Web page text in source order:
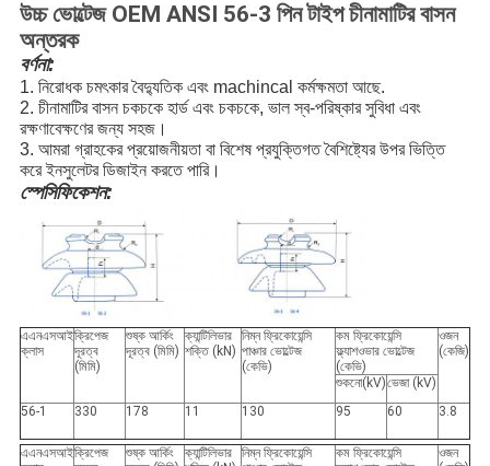
উচ্চ ভোল্টেজ OEM ANSI 56-3 পিন টাইপ চীনামাটির বাসন
অন্তরক
বর্ণনা:
1. নিরোধক চমৎকার বৈদ্যুতিক এবং machincal কর্মক্ষমতা আছে.
2. চীনামাটির বাসন চকচকে হার্ড এবং চকচকে, ভাল স্ব-পরিষ্কার সুবিধা এবং
রক্ষণাবেক্ষণের জন্য সহজ।
3. আমরা গ্রাহকের প্রয়োজনীয়তা বা বিশেষ প্রযুক্তিগত বৈশিষ্ট্যের উপর ভিত্তি
করে ইনসুলেটর ডিজাইন করতে পারি।
স্পেসিফিকেশন:
এএনএসআই
ক্লাস
ক্রিপেজ
দূরত্ব
(মিমি)
শুষ্ক আর্কিং
দূরত্ব (মিমি)
ক্যান্টিলিভার
শক্তি (kN)
নিম্ন ফ্রিকোয়েন্সি
পাঞ্চার ভোল্টেজ
(কেভি)
কম ফ্রিকোয়েন্সি
ফ্ল্যাশওভার ভোল্টেজ
(কেভি)
ওজন
(কেজি)
শুকনো(kV)ভেজা (kV)
56-1
330 178 11 130 95 60 3.8
এএনএসআইক্রিপেজ
শুষ্ক আর্কিং
ক্যান্টিলিভার
নিম্ন ফ্রিকোয়েন্সি
কম ফ্রিকোয়েন্সি
ওজন